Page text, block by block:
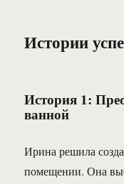
Истории
История 1:
ванной
Ирина решила
помещении. Она